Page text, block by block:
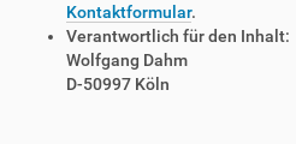
Kontaktformular.
Verantwortlich für den Inhalt:
Wolfgang Dahm
D-50997 Köln